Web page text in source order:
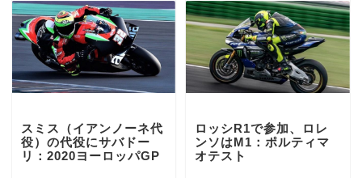
スミス（イアンノーネ代
役）の代役にサバドー
リ：2020ヨーロッパGP
ロッシR1で参加、ロレ
ンソはM1：ポルティマ
オテスト